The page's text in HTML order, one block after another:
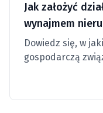
Jak założyć
wynajmem
Dowiedz się, w
gospodarczą